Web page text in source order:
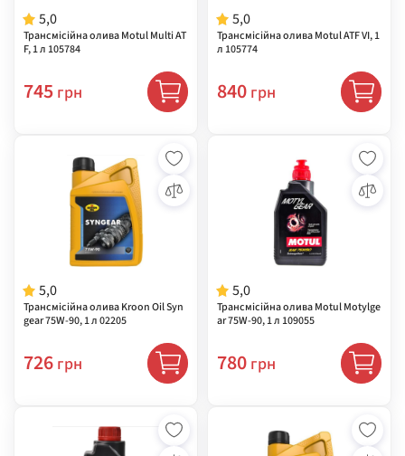
5,0
Трансмісійна олива Motul Multi AT
F, 1 л 105784
745 грн
5,0
Трансмісійна олива Motul ATF VI, 1
л 105774
840 грн
5,0
Трансмісійна олива Kroon Oil Syn
gear 75W-90, 1 л 02205
726 грн
5,0
Трансмісійна олива Motul Motylge
ar 75W-90, 1 л 109055
780 грн